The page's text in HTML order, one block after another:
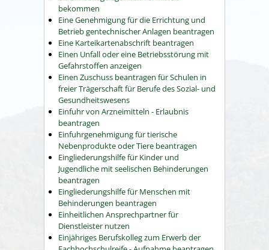
bekommen
Eine Genehmigung für die Errichtung und
Betrieb gentechnischer Anlagen beantragen
Eine Karteikartenabschrift beantragen
Einen Unfall oder eine Betriebsstörung mit
Gefahrstoffen anzeigen
Einen Zuschuss beantragen für Schulen in
freier Trägerschaft für Berufe des Sozial- und
Gesundheitswesens
Einfuhr von Arzneimitteln - Erlaubnis
beantragen
Einfuhrgenehmigung für tierische
Nebenprodukte oder Tiere beantragen
Eingliederungshilfe für Kinder und
Jugendliche mit seelischen Behinderungen
beantragen
Eingliederungshilfe für Menschen mit
Behinderungen beantragen
Einheitlichen Ansprechpartner für
Dienstleister nutzen
Einjähriges Berufskolleg zum Erwerb der